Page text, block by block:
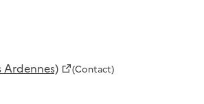
(Contact)